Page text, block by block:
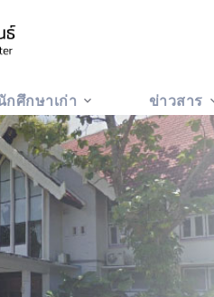
กศึกษาเก่า ข่าวสาร